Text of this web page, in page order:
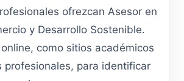
ofrezcan Asesor en
y Desarrollo Sostenible.
como sitios académicos
profesionales, para identificar